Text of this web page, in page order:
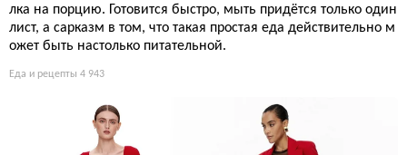
лка на порцию. Готовится быстро, мыть придётся только один
лист, а сарказм в том, что такая простая еда действительно м
ожет быть настолько питательной.
Еда и рецепты 4 943